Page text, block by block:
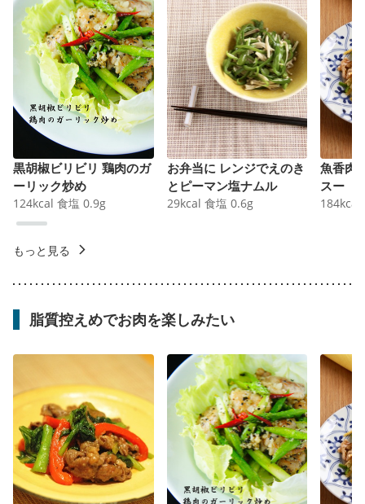
黒胡椒ビリビリ 鶏肉のガ
ーリック炒め
124kcal 食塩 0.9g
お弁当に レンジでえのき
とピーマン塩ナムル
29kcal 食塩 0.6g
魚香肉
スー
184kcal
もっと見る
脂質控えめでお肉を楽しみたい